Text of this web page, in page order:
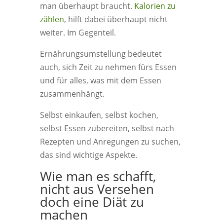
man überhaupt braucht. Kalorien zu
zählen, hilft dabei überhaupt nicht
weiter. Im Gegenteil.
Ernährungsumstellung bedeutet
auch, sich Zeit zu nehmen fürs Essen
und für alles, was mit dem Essen
zusammenhängt.
Selbst einkaufen, selbst kochen,
selbst Essen zubereiten, selbst nach
Rezepten und Anregungen zu suchen,
das sind wichtige Aspekte.
Wie man es schafft,
nicht aus Versehen
doch eine Diät zu
machen